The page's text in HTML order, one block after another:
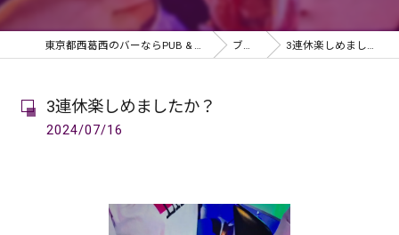
東京都西葛西のバーならPUB & BAR Lien ブログ 3連休楽しめましたか？
3連休楽しめましたか？
2024/07/16